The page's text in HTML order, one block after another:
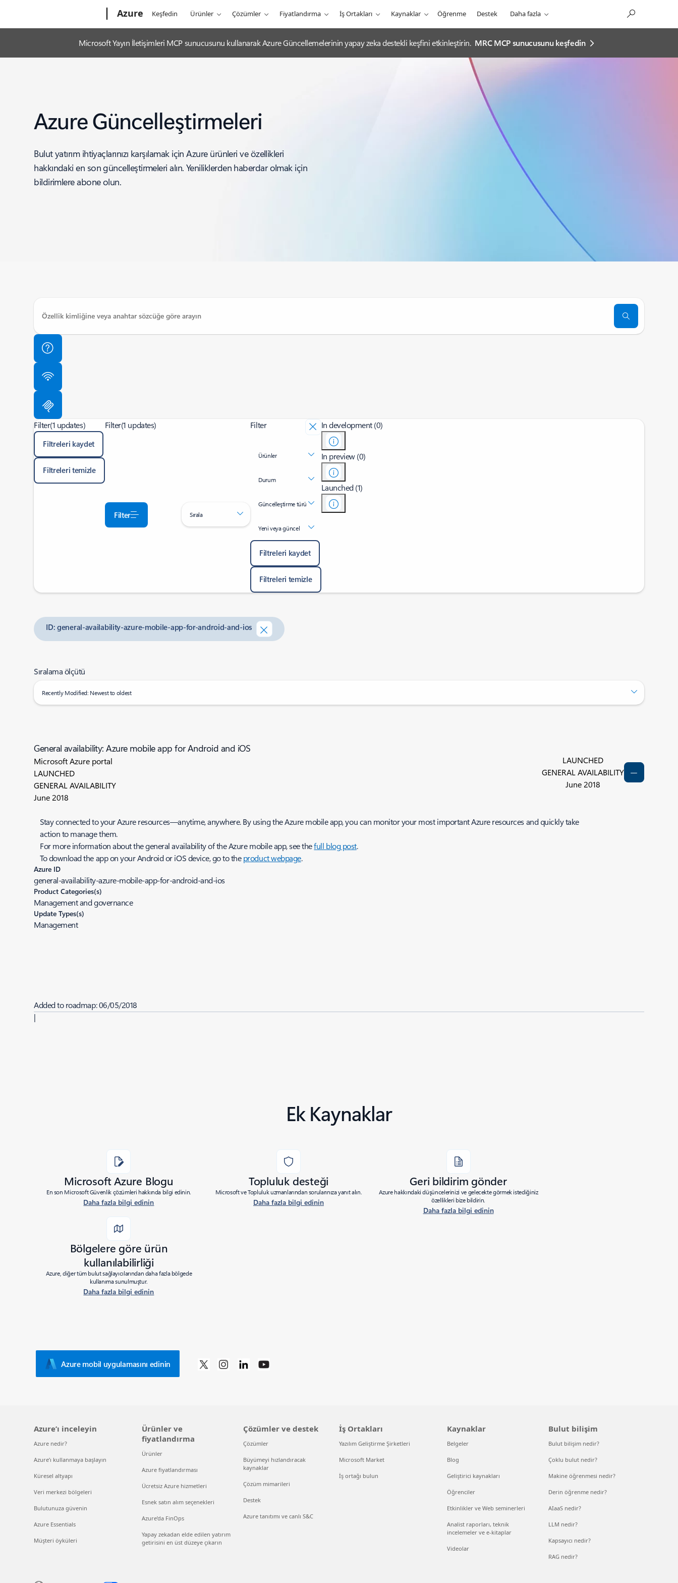
Azure Keşfedin Ürünler Çözümler Fiyatlandırma İş Ortakları Kaynaklar Öğrenme Destek Daha fazla
Microsoft Yayın İletişimleri MCP sunucusunu kullanarak Azure Güncellemelerinin yapay zeka destekli keşfini etkinleştirin. MRC MCP sunucusunu keşfedin
Azure Güncelleştirmeleri
Bulut yatırım ihtiyaçlarınızı karşılamak için Azure ürünleri ve özellikleri
hakkındaki en son güncelleştirmeleri alın. Yeniliklerden haberdar olmak için
bildirimlere abone olun.
Filter(1 updates)
Filtreleri kaydet
Filtreleri temizle
Filter(1 updates)
Filter Sırala
Filter
Ürünler
Durum
Güncelleştirme türü
Yeni veya güncel
Filtreleri kaydet
Filtreleri temizle
In development (0)
In preview (0)
Launched (1)
ID: general-availability-azure-mobile-app-for-android-and-ios
Sıralama ölçütü
Recently Modified: Newest to oldest
General availability: Azure mobile app for Android and iOS
Microsoft Azure portal
LAUNCHED
GENERAL AVAILABILITY
June 2018
LAUNCHED
GENERAL AVAILABILITY
June 2018
Stay connected to your Azure resources—anytime, anywhere. By using the Azure mobile app, you can monitor your most important Azure resources and quickly take
action to manage them.
For more information about the general availability of the Azure mobile app, see thefull blog post.
To download the app on your Android or iOS device, go to theproduct webpage.
Azure ID
general-availability-azure-mobile-app-for-android-and-ios
Product Categories(s)
Management and governance
Update Types(s)
Management
Added to roadmap:06/05/2018
|
Ek Kaynaklar
Microsoft Azure Blogu
En son Microsoft Güvenlik çözümleri hakkında bilgi edinin.
Daha fazla bilgi edinin
Topluluk desteği
Microsoft ve Topluluk uzmanlarından sorularınıza yanıt alın.
Daha fazla bilgi edinin
Geri bildirim gönder
Azure hakkındaki düşüncelerinizi ve gelecekte görmek istediğiniz
özellikleri bize bildirin.
Daha fazla bilgi edinin
Bölgelere göre ürün
kullanılabilirliği
Azure, diğer tüm bulut sağlayıcılarından daha fazla bölgede
kullanıma sunulmuştur.
Daha fazla bilgi edinin
Azure mobil uygulamasını edinin
Azure’ı inceleyin
Azure nedir?
Azure’ı kullanmaya başlayın
Küresel altyapı
Veri merkezi bölgeleri
Bulutunuza güvenin
Azure Essentials
Müşteri öyküleri
Ürünler ve
fiyatlandırma
Ürünler
Azure fiyatlandırması
Ücretsiz Azure hizmetleri
Esnek satın alım seçenekleri
Azure’da FinOps
Yapay zekadan elde edilen yatırım
getirisini en üst düzeye çıkarın
Çözümler ve destek
Çözümler
Büyümeyi hızlandıracak
kaynaklar
Çözüm mimarileri
Destek
Azure tanıtımı ve canlı S&C
İş Ortakları
Yazılım Geliştirme Şirketleri
Microsoft Market
İş ortağı bulun
Kaynaklar
Belgeler
Blog
Geliştirici kaynakları
Öğrenciler
Etkinlikler ve Web seminerleri
Analist raporları, teknik
incelemeler ve e-kitaplar
Videolar
Bulut bilişim
Bulut bilişim nedir?
Çoklu bulut nedir?
Makine öğrenmesi nedir?
Derin öğrenme nedir?
AIaaS nedir?
LLM nedir?
Kapsayıcı nedir?
RAG nedir?